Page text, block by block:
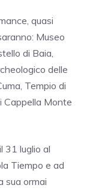
quasi
Museo
di Baia,
delle
Tempio di
Cappella Monte
31 luglio al
Tiempo e ad
sua ormai